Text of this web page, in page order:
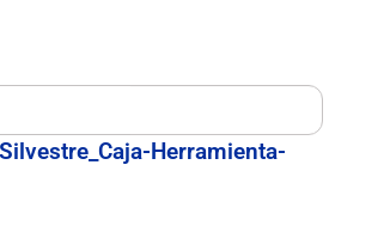
Herramienta-